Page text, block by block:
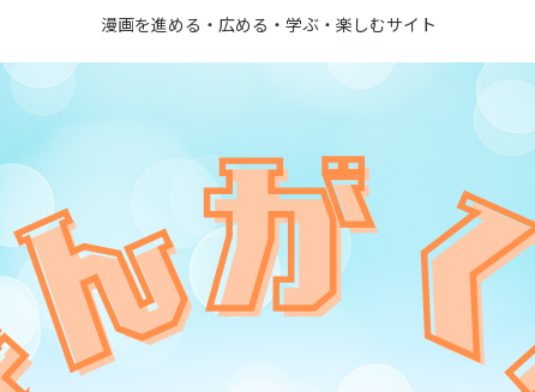
漫画を進める・広める・学ぶ・楽しむサイト